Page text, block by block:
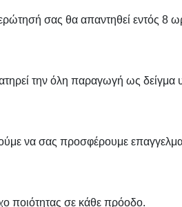
σας θα απαντηθεί εντός 8
την όλη παραγωγή ως δείγμα
να σας προσφέρουμε
ποιότητας σε κάθε πρόοδο.